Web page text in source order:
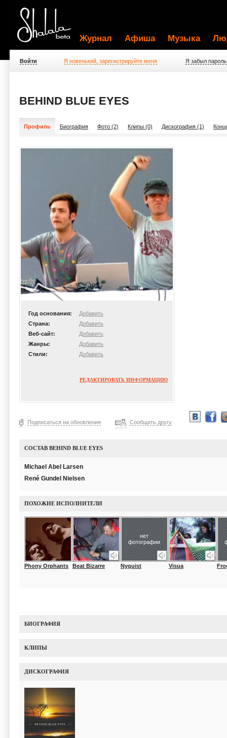
Журнал Афиша Музыка
Войти Я новенький, зарегистрируйте меня Я забыл пароль
BEHIND BLUE EYES
Профиль Биография Фото (2) Клипы (0) Дискография (1)
Год основания:
Добавить
Страна:
Добавить
Веб-сайт:
Добавить
Жанры:
Добавить
Стили:
Добавить
РЕДАКТИРОВАТЬ ИНФОРМАЦИЮ
Подписаться на обновления Сообщить другу
СОСТАВ BEHIND BLUE EYES
Michael Abel Larsen
René Gundel Nielsen
ПОХОЖИЕ ИСПОЛНИТЕЛИ
Phony Orphants Beat Bizarre
нет
фотографии
Nyquist Visua
БИОГРАФИЯ
КЛИПЫ
ДИСКОГРАФИЯ